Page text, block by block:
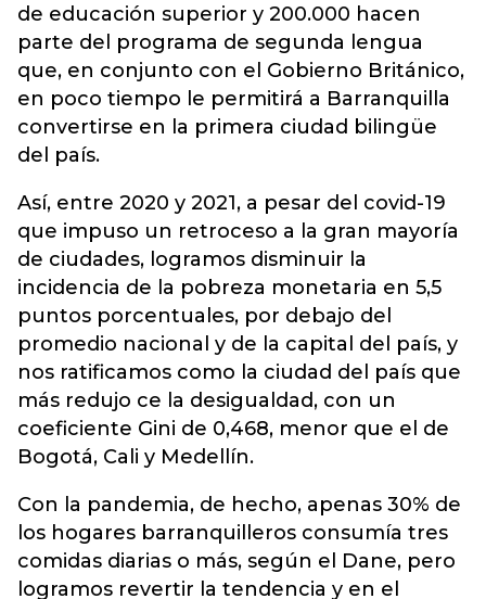
de educación superior y 200.000 hacen
parte del programa de segunda lengua
que, en conjunto con el Gobierno Británico,
en poco tiempo le permitirá a Barranquilla
convertirse en la primera ciudad bilingüe
del país.
Así, entre 2020 y 2021, a pesar del covid-19
que impuso un retroceso a la gran mayoría
de ciudades, logramos disminuir la
incidencia de la pobreza monetaria en 5,5
puntos porcentuales, por debajo del
promedio nacional y de la capital del país, y
nos ratificamos como la ciudad del país que
más redujo ce la desigualdad, con un
coeficiente Gini de 0,468, menor que el de
Bogotá, Cali y Medellín.
Con la pandemia, de hecho, apenas 30% de
los hogares barranquilleros consumía tres
comidas diarias o más, según el Dane, pero
logramos revertir la tendencia y en el